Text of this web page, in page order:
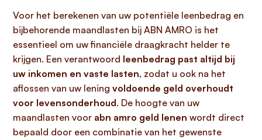
Voor het berekenen van uw potentiële leenbedrag en
bijbehorende maandlasten bij ABN AMRO is het
essentieel om uw financiële draagkracht helder te
krijgen. Een verantwoord leenbedrag past altijd bij
uw inkomen en vaste lasten, zodat u ook na het
aflossen van uw lening voldoende geld overhoudt
voor levensonderhoud. De hoogte van uw
maandlasten voor abn amro geld lenen wordt direct
bepaald door een combinatie van het gewenste